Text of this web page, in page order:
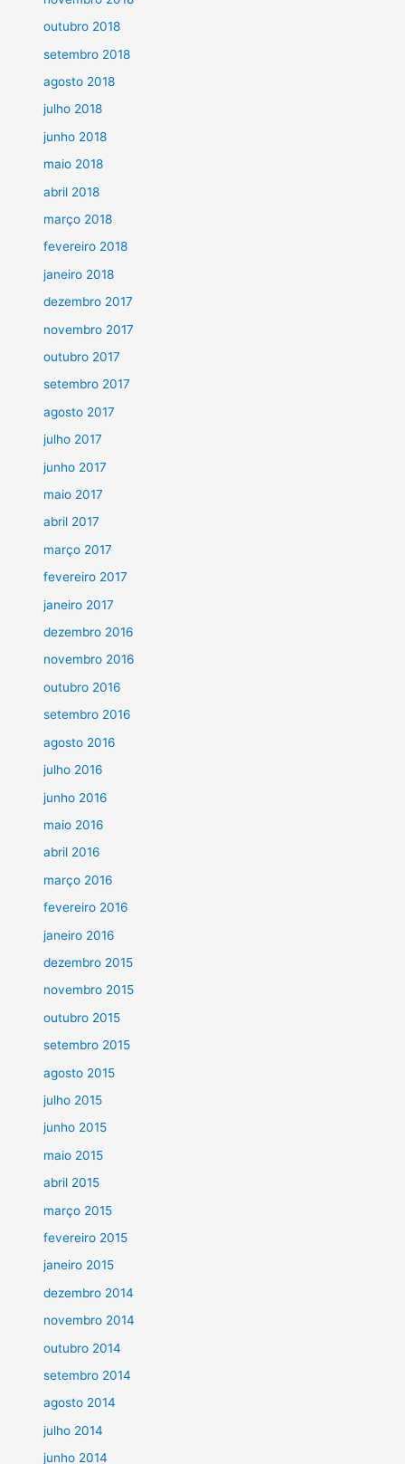
outubro 2018
setembro 2018
agosto 2018
julho 2018
junho 2018
maio 2018
abril 2018
março 2018
fevereiro 2018
janeiro 2018
dezembro 2017
novembro 2017
outubro 2017
setembro 2017
agosto 2017
julho 2017
junho 2017
maio 2017
abril 2017
março 2017
fevereiro 2017
janeiro 2017
dezembro 2016
novembro 2016
outubro 2016
setembro 2016
agosto 2016
julho 2016
junho 2016
maio 2016
abril 2016
março 2016
fevereiro 2016
janeiro 2016
dezembro 2015
novembro 2015
outubro 2015
setembro 2015
agosto 2015
julho 2015
junho 2015
maio 2015
abril 2015
março 2015
fevereiro 2015
janeiro 2015
dezembro 2014
novembro 2014
outubro 2014
setembro 2014
agosto 2014
julho 2014
junho 2014